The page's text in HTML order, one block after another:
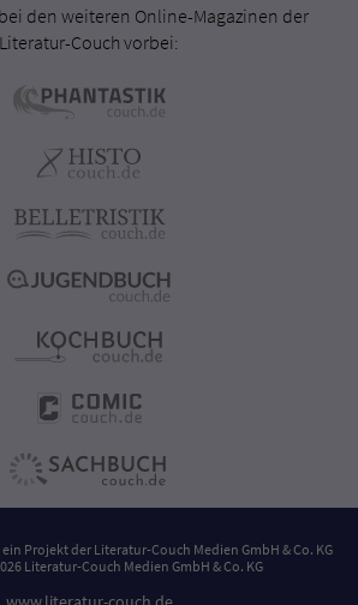
den weiteren Online-Magazinen der
Literatur-Couch vorbei:
ein Projekt der Literatur-Couch Medien GmbH & Co. KG
Literatur-Couch Medien GmbH & Co. KG